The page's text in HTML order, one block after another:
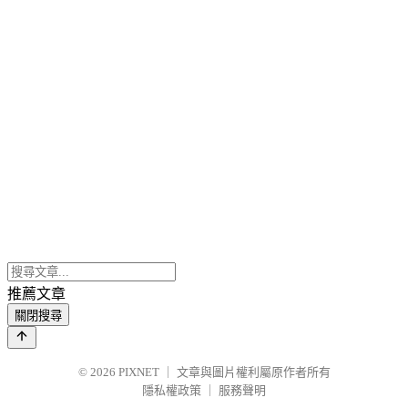
推薦文章
關閉搜尋
© 2026 PIXNET
文章與圖片權利屬原作者所有
隱私權政策
服務聲明